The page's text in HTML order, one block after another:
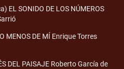
EL SONIDO DE LOS NÚMEROS
MENOS DE MÍ Enrique Torres
DEL PAISAJE Roberto García de